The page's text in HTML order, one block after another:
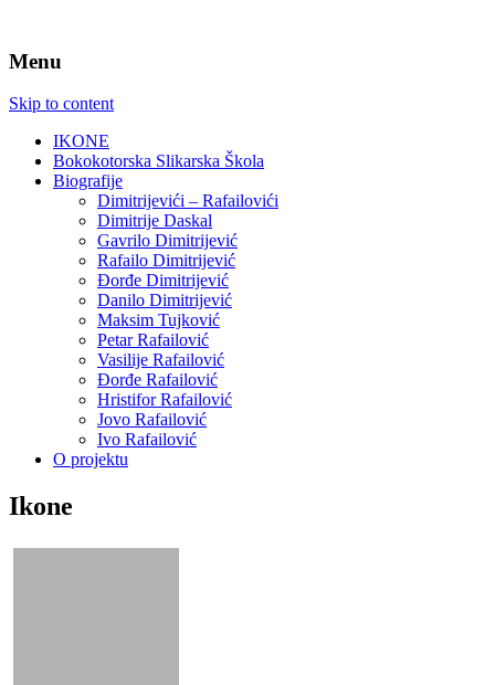
Menu
Skip to content
IKONE
Bokokotorska Slikarska Škola
Biografije
Dimitrijevići – Rafailovići
Dimitrije Daskal
Gavrilo Dimitrijević
Rafailo Dimitrijević
Đorđe Dimitrijević
Danilo Dimitrijević
Maksim Tujković
Petar Rafailović
Vasilije Rafailović
Đorđe Rafailović
Hristifor Rafailović
Jovo Rafailović
Ivo Rafailović
O projektu
Ikone